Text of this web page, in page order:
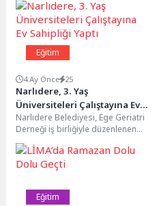
Eğitim
4 Ay Önce 25
Narlıdere, 3. Yaş
Üniversiteleri Çalıştayına Ev
Sahipliği Yaptı
Narlıdere Belediyesi, Ege Geriatri
Derneği iş birliğiyle düzenlenen
İzmir 3. Yaş Üniversiteleri
Çalıştayı’na ev sahipliği...
Eğitim